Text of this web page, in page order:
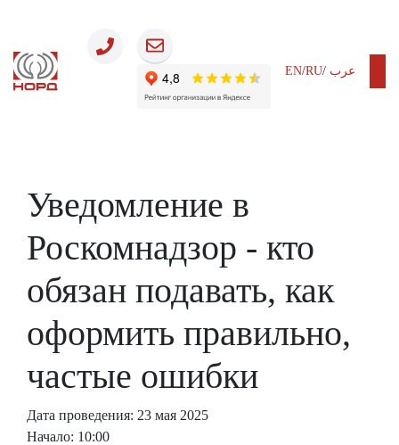
EN/RU/ عرب
Уведомление в
Роскомнадзор - кто
обязан подавать, как
оформить правильно,
частые ошибки
Дата проведения: 23 мая 2025
Начало: 10:00